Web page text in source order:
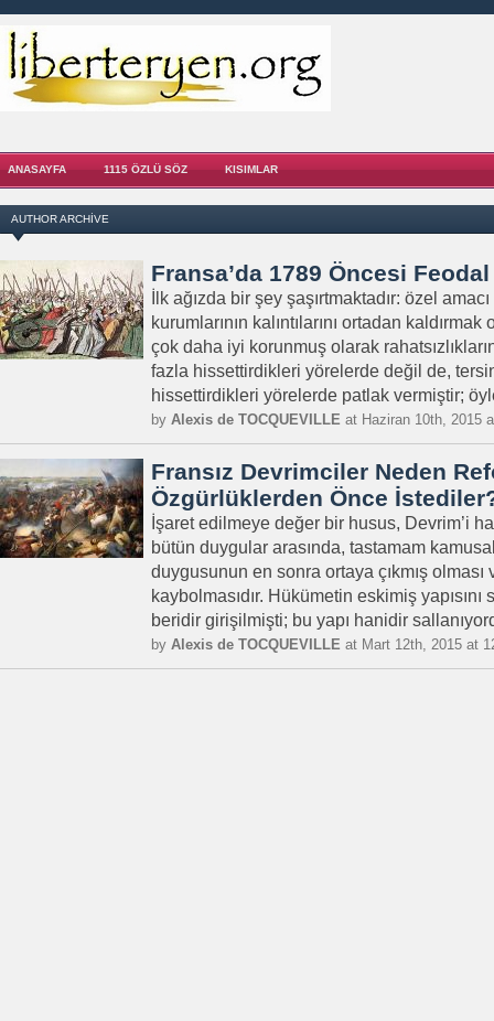
ANASAYFA 1115 ÖZLÜ SÖZ KISIMLAR
AUTHOR ARCHIVE
Fransa’da 1789 Öncesi
İlk ağızda bir şey şaşırtmaktadır: özel
kurumlarının kalıntılarını ortadan
çok daha iyi korunmuş olarak
fazla hissettirdikleri yörelerde değil de,
hissettirdikleri yörelerde patlak vermiştir;
by Alexis de TOCQUEVILLE at Haziran 10th, 2015
Fransız Devrimciler Neden
Özgürlüklerden Önce
İşaret edilmeye değer bir husus, Devrim’i
bütün duygular arasında, tastamam
duygusunun en sonra ortaya çıkmış
kaybolmasıdır. Hükümetin eskimiş
beridir girişilmişti; bu yapı hanidir
by Alexis de TOCQUEVILLE at Mart 12th, 2015 at